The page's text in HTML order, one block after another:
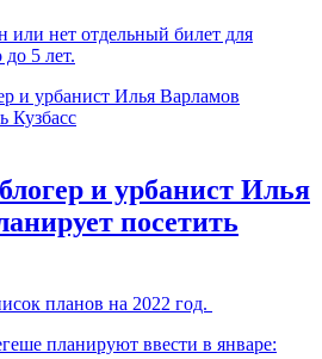
или нет отдельный билет для
5 лет.
и урбанист Илья
посетить
планов на 2022 год.